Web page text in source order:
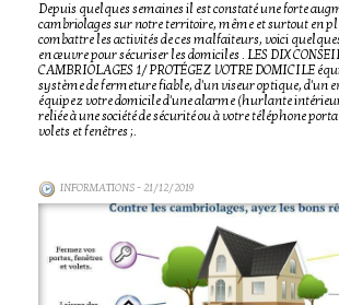
Depuis quelques semaines il est constaté une forte
cambriolages sur notre territoire, même et surtout en
combattre les activités de ces malfaiteurs, voici
en œuvre pour sécuriser les domiciles . LES DIX
CAMBRIOLAGES 1/ PROTÉGEZ VOTRE DOMICILE
système de fermeture fiable, d'un viseur optique, d'un
équipez votre domicile d'une alarme (hurlante
reliée à une société de sécurité ou à votre téléphone
volets et fenêtres ;.
INFORMATIONS- 21/12/2019